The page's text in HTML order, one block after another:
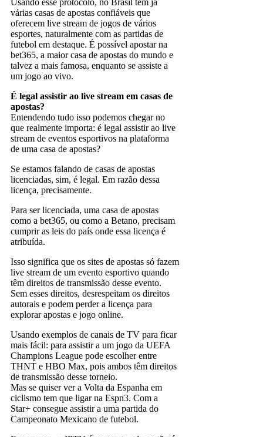
Usando esse protocolo, no Brasil tem já
várias casas de apostas confiáveis que
oferecem live stream de jogos de vários
esportes, naturalmente com as partidas de
futebol em destaque. É possível apostar na
bet365, a maior casa de apostas do mundo e
talvez a mais famosa, enquanto se assiste a
um jogo ao vivo.
É legal assistir ao live stream em casas de
apostas?
Entendendo tudo isso podemos chegar no
que realmente importa: é legal assistir ao live
stream de eventos esportivos na plataforma
de uma casa de apostas?
Se estamos falando de casas de apostas
licenciadas, sim, é legal. Em razão dessa
licença, precisamente.
Para ser licenciada, uma casa de apostas
como a bet365, ou como a Betano, precisam
cumprir as leis do país onde essa licença é
atribuída.
Isso significa que os sites de apostas só fazem
live stream de um evento esportivo quando
têm direitos de transmissão desse evento.
Sem esses direitos, desrespeitam os direitos
autorais e podem perder a licença para
explorar apostas e jogo online.
Usando exemplos de canais de TV para ficar
mais fácil: para assistir a um jogo da UEFA
Champions League pode escolher entre
THNT e HBO Max, pois ambos têm direitos
de transmissão desse torneio.
Mas se quiser ver a Volta da Espanha em
ciclismo tem que ligar na Espn3. Com a
Star+ consegue assistir a uma partida do
Campeonato Mexicano de futebol.